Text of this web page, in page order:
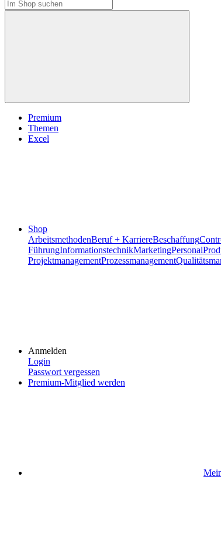
Premium
Themen
Excel
Shop
ArbeitsmethodenBeruf + KarriereBeschaffung
FührungInformationstechnikMarketingPersonal
ProjektmanagementProzessmanagement
Anmelden
Login
Passwort vergessen
Premium-Mitglied werden